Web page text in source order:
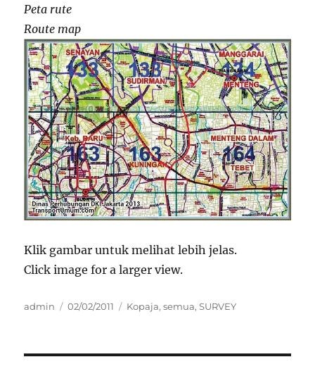
Peta rute
Route map
Klik gambar untuk melihat lebih jelas.
Click image for a larger view.
Author
admin
Posted
02/02/2011 Categories
Kopaja,semua,SURVEY